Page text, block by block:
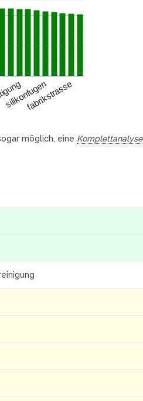
silikonfugenfabrikstrasse
möglich, eine